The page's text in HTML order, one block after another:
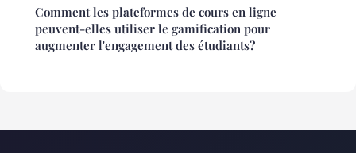
Comment les plateformes de cours en ligne
peuvent-elles utiliser le gamification pour
augmenter l'engagement des étudiants?